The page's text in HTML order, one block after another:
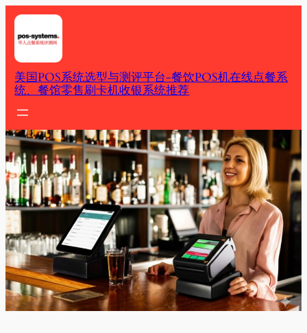
Skip
content
美国POS系统选型与测评平台-餐饮POS机在线点餐系
统、餐馆零售刷卡机收银系统推荐